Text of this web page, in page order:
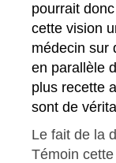
pourrait
cette vision
médecin sur
en parallèle
plus recette
sont de
Le fait de la
Témoin cette